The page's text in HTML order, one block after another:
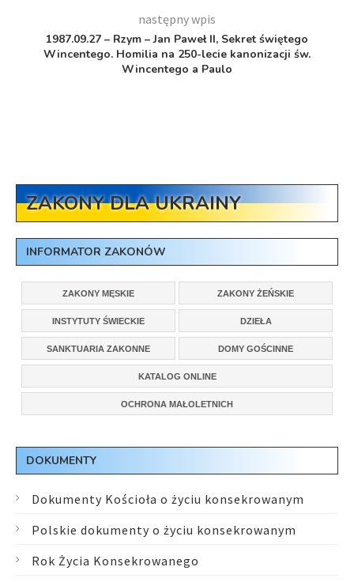
następny wpis
1987.09.27 – Rzym – Jan Paweł II, Sekret świętego
Wincentego. Homilia na 250-lecie kanonizacji św.
Wincentego a Paulo
ZAKONY DLA UKRAINY
INFORMATOR ZAKONÓW
ZAKONY MĘSKIE ZAKONY ŻEŃSKIE
INSTYTUTY ŚWIECKIE DZIEŁA
SANKTUARIA ZAKONNE DOMY GOŚCINNE
KATALOG ONLINE
OCHRONA MAŁOLETNICH
DOKUMENTY
Dokumenty Kościoła o życiu konsekrowanym
Polskie dokumenty o życiu konsekrowanym
Rok Życia Konsekrowanego